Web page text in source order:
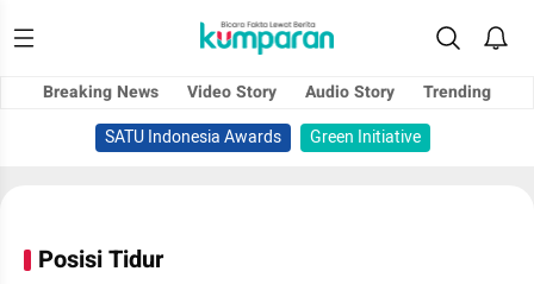
Breaking News Video Story Audio Story
Trending
SATU Indonesia Awards
Green Initiative
Posisi Tidur